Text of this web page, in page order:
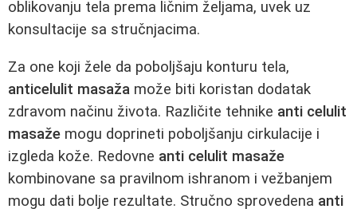
oblikovanju tela prema ličnim željama, uvek uz
konsultacije sa stručnjacima.
Za one koji žele da poboljšaju konturu tela,
anticelulit masaža može biti koristan dodatak
zdravom načinu života. Različite tehnike anti celulit
masaže mogu doprineti poboljšanju cirkulacije i
izgleda kože. Redovne anti celulit masaže
kombinovane sa pravilnom ishranom i vežbanjem
mogu dati bolje rezultate. Stručno sprovedena anti